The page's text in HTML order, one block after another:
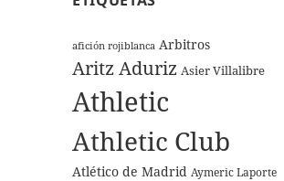
afición rojiblanca Arbitros
Aritz Aduriz Asier Villalibre
Athletic
Athletic Club
Atlético de Madrid Aymeric Laporte